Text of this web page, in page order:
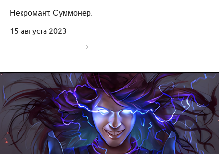
Некромант. Суммонер.
15 августа 2023